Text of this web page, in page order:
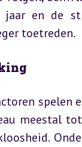
en de
toetreden.
spelen
meestal